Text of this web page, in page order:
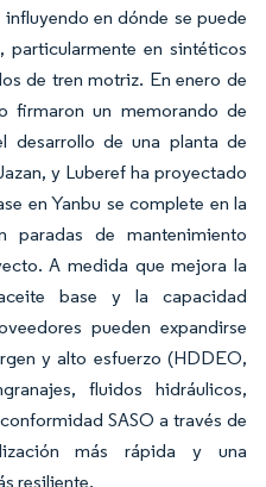
en dónde se puede
particularmente en sintéticos
de tren motriz. En enero de
firmaron un memorando de
desarrollo de una planta de
y Luberef ha proyectado
en Yanbu se complete en la
paradas de mantenimiento
A medida que mejora la
base y la capacidad
pueden expandirse
y alto esfuerzo (HDDEO,
fluidos hidráulicos,
SASO a través de
más rápida y una
resiliente.